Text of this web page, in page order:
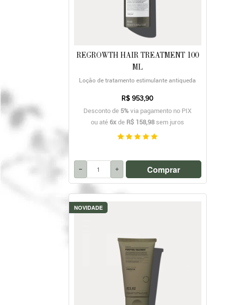
REGROWTH HAIR TREATMENT 100
ML
Loção de tratamento estimulante antiqueda
R$ 953,90
Desconto de 5%via pagamento no PIX
ou até 6xde R$ 158,98 sem juros
Comprar
NOVIDADE